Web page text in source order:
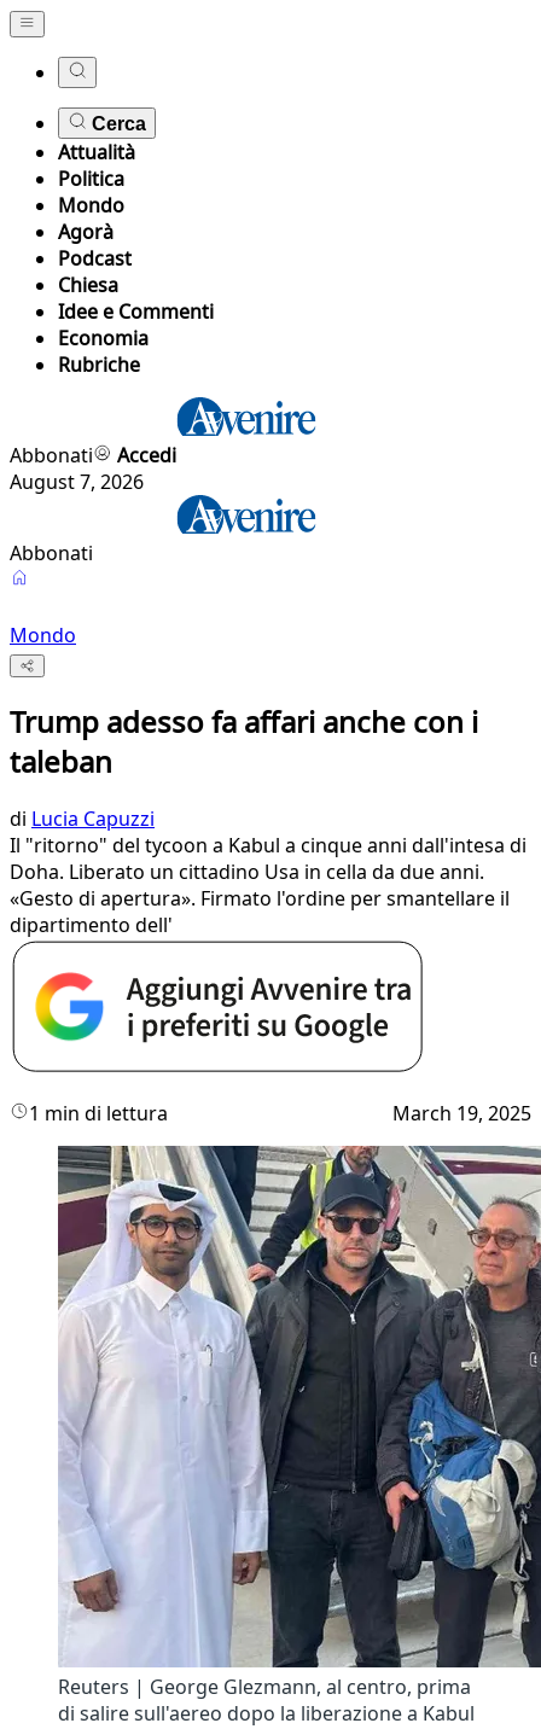
Cerca
Attualità
Politica
Mondo
Agorà
Podcast
Chiesa
Idee e Commenti
Economia
Rubriche
Abbonati
Accedi
August 7, 2026
Abbonati
Mondo
Trump adesso fa affari anche con i
taleban
di Lucia Capuzzi
Il "ritorno" del tycoon a Kabul a cinque anni dall'intesa di
Doha. Liberato un cittadino Usa in cella da due anni.
«Gesto di apertura». Firmato l'ordine per smantellare il
dipartimento dell'
1 min di lettura March 19, 2025
Reuters | George Glezmann, al centro, prima
di salire sull'aereo dopo la liberazione a Kabul